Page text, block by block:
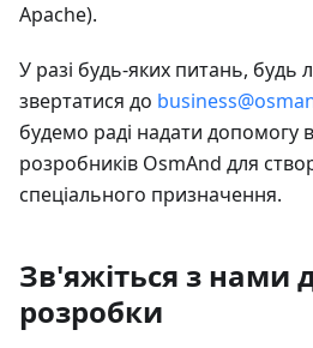
Apache).
У разі будь-яких питань, будь
звертатися до
будемо раді надати допомогу
розробників OsmAnd для
спеціального призначення.
Зв'яжіться з нами
розробки